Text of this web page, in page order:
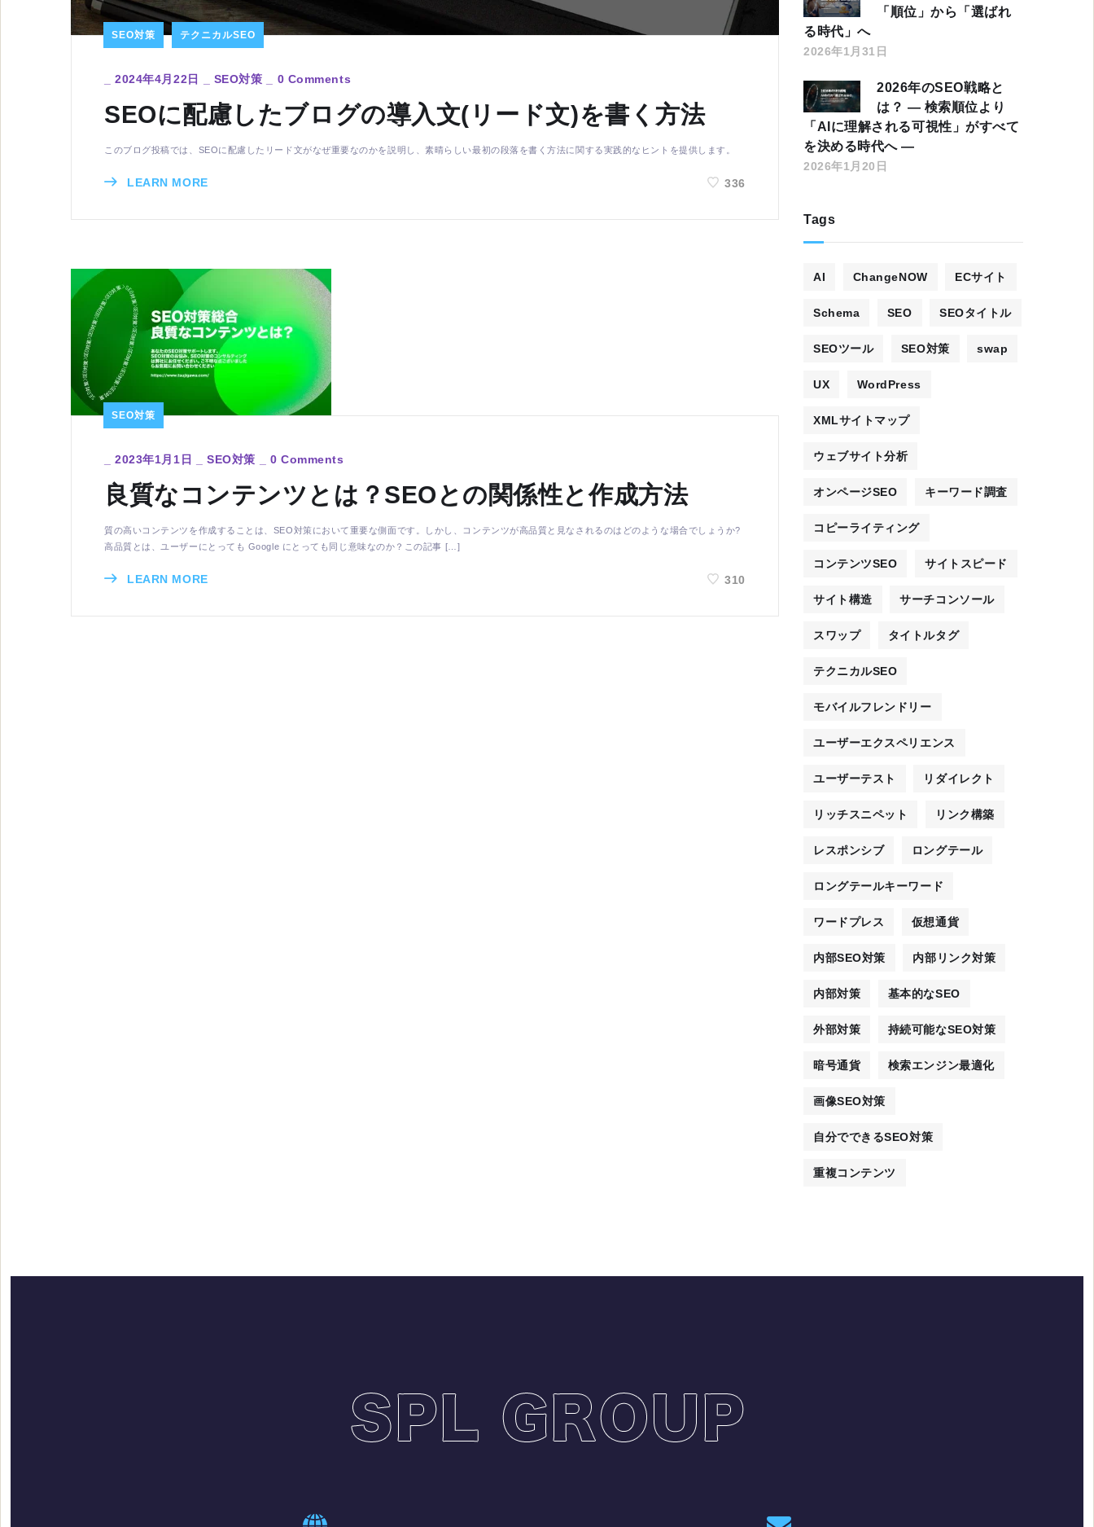
SEO対策 テクニカルSEO
_2024年4月22日 SEO対策 0 Comments
SEOに配慮したブログの導入文(リード文)を書く方法
このブログ投稿では、SEOに配慮したリード文がなぜ重要なのかを説明し、素晴らしい最初の段落を書く方法に関する実践的なヒントを提供します。
LEARN MORE 336
SEO対策
_2023年1月1日 _SEO対策 _0 Comments
良質なコンテンツとは？SEOとの関係性と作成方法
質の高いコンテンツを作成することは、SEO対策において重要な側面です。しかし、コンテンツが高品質と見なされるのはどのような場合でしょうか?
高品質とは、ユーザーにとっても Google にとっても同じ意味なのか？この記事 […]
LEARN MORE 310
「順位」から「選ばれ
る時代」へ
2026年1月31日
2026年のSEO戦略と
は？ ― 検索順位より
「AIに理解される可視性」がすべて
を決める時代へ ―
2026年1月20日
Tags
AI ChangeNOW ECサイト
Schema SEO SEOタイトル
SEOツール SEO対策 swap
UX WordPress
XMLサイトマップ
ウェブサイト分析
オンページSEO キーワード調査
コピーライティング
コンテンツSEO サイトスピード
サイト構造 サーチコンソール
スワップ タイトルタグ
テクニカルSEO
モバイルフレンドリー
ユーザーエクスペリエンス
ユーザーテスト リダイレクト
リッチスニペット リンク構築
レスポンシブ ロングテール
ロングテールキーワード
ワードプレス 仮想通貨
内部SEO対策 内部リンク対策
内部対策 基本的なSEO
外部対策 持続可能なSEO対策
暗号通貨 検索エンジン最適化
画像SEO対策
自分でできるSEO対策
重複コンテンツ